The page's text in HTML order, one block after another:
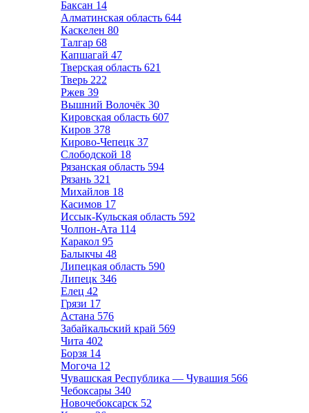
Баксан 14
Алматинская область 644
Каскелен 80
Талгар 68
Капшагай 47
Тверская область 621
Тверь 222
Ржев 39
Вышний Волочёк 30
Кировская область 607
Киров 378
Кирово-Чепецк 37
Слободской 18
Рязанская область 594
Рязань 321
Михайлов 18
Касимов 17
Иссык-Кульская область 592
Чолпон-Ата 114
Каракол 95
Балыкчы 48
Липецкая область 590
Липецк 346
Елец 42
Грязи 17
Астана 576
Забайкальский край 569
Чита 402
Борзя 14
Могоча 12
Чувашская Республика — Чувашия 566
Чебоксары 340
Новочебоксарск 52